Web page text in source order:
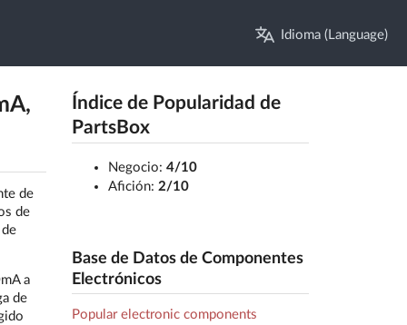
Idioma (Language)
de
de
a
de
Índice de Popularidad de
PartsBox
Negocio: 4/10
Afición: 2/10
Base de Datos de Componentes
Electrónicos
Popular electronic components